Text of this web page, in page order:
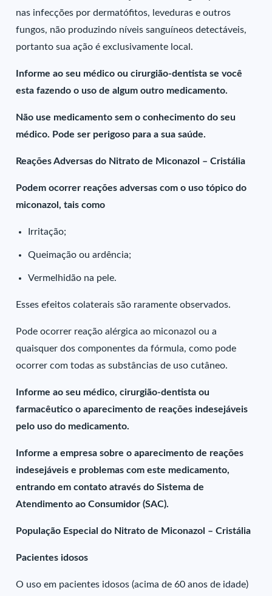
nas infecções por dermatófitos, leveduras e outros
fungos, não produzindo níveis sanguíneos detectáveis,
portanto sua ação é exclusivamente local.
Informe ao seu médico ou cirurgião-dentista se você
esta fazendo o uso de algum outro medicamento.
Não use medicamento sem o conhecimento do seu
médico. Pode ser perigoso para a sua saúde.
Reações Adversas do Nitrato de Miconazol – Cristália
Podem ocorrer reações adversas com o uso tópico do
miconazol, tais como
Irritação;
Queimação ou ardência;
Vermelhidão na pele.
Esses efeitos colaterais são raramente observados.
Pode ocorrer reação alérgica ao miconazol ou a
quaisquer dos componentes da fórmula, como pode
ocorrer com todas as substâncias de uso cutâneo.
Informe ao seu médico, cirurgião-dentista ou
farmacêutico o aparecimento de reações indesejáveis
pelo uso do medicamento.
Informe a empresa sobre o aparecimento de reações
indesejáveis e problemas com este medicamento,
entrando em contato através do Sistema de
Atendimento ao Consumidor (SAC).
População Especial do Nitrato de Miconazol – Cristália
Pacientes idosos
O uso em pacientes idosos (acima de 60 anos de idade)